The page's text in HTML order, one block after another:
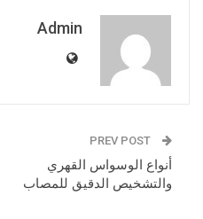
Admin
أنواع الوسواس القهري
والتشخيص الدقيق للمصاب